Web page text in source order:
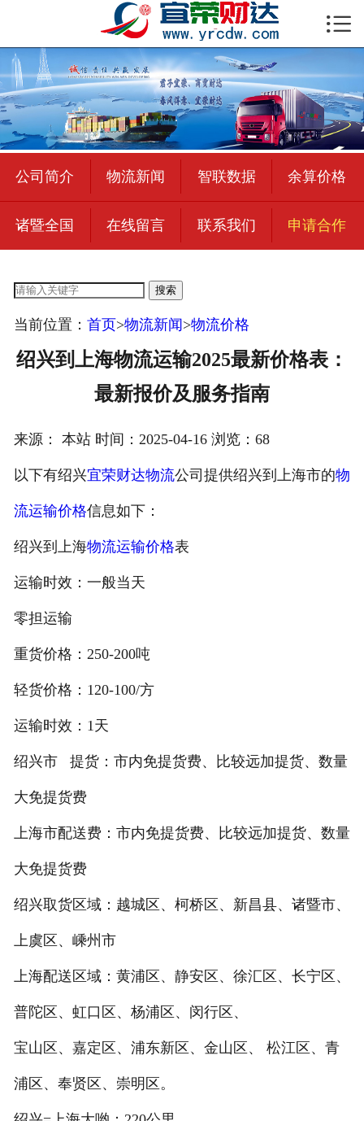
 首页
公司简介
物流新闻
绍兴至全国
合作加盟
宜荣智联
联系我们
注册
登录

公司简介 物流新闻 智联数据 余算价格
诸暨全国 在线留言 联系我们 申请合作
搜索
当前位置： 首页>物流新闻 >物流价格
绍兴到上海物流运输2025最新价格表：
最新报价及服务指南
来源： 本站 时间：2025-04-16 浏览：68
以下有绍兴宜荣财达物流公司提供绍兴到上海市的物
流运输价格信息如下：
绍兴到上海物流运输价格表
运输时效：一般当天
零担运输
重货价格：250-200吨
轻货价格：120-100/方
运输时效：1天
绍兴市 提货：市内免提货费、比较远加提货、数量
大免提货费
上海市配送费：市内免提货费、比较远加提货、数量
大免提货费
绍兴取货区域：越城区、柯桥区、新昌县、诸暨市、
上虞区、嵊州市
上海配送区域：黄浦区、静安区、徐汇区、长宁区、
普陀区、虹口区、杨浦区、闵行区、
宝山区、嘉定区、浦东新区、金山区、 松江区、青
浦区、奉贤区、崇明区。